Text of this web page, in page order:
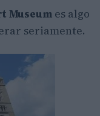
Museum es algo
seriamente.